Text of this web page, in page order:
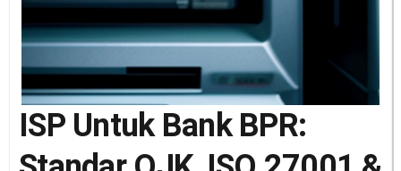
ISP Untuk Bank BPR: